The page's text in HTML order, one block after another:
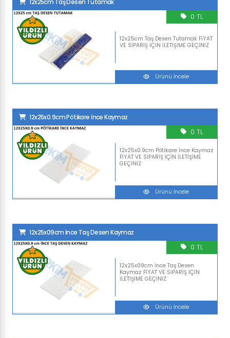
12x25cm Taş Desen Tutamak
12x25cm Taş Desen Tutamak FİYAT
VE SİPARİŞ İÇİN İLETİŞİME GEÇİNİZ
0 TL
Ürünü İncele
12x25x0.9cm Pötikare İnce Kaymaz
12x25x0.9cm Pötikare İnce Kaymaz
FİYAT VE SİPARİŞ İÇİN İLETİŞİME
GEÇİNİZ
0 TL
Ürünü İncele
12x25x09cm İnce Taş Desen Kaymaz
12x25x09cm İnce Taş Desen
Kaymaz FİYAT VE SİPARİŞ İÇİN
İLETİŞİME GEÇİNİZ
0 TL
Ürünü İncele